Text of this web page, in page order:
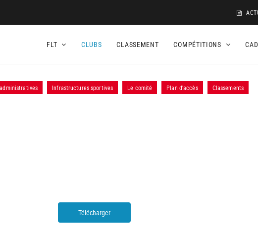
FLT CLUBS CLASSEMENT COMPÉTITIONS
Infrastructures sportives Le comité Plan d'accès Classements
Télécharger